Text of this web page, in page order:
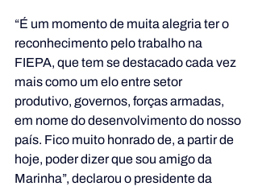
“É um momento de muita alegria ter o
reconhecimento pelo trabalho na
FIEPA, que tem se destacado cada vez
mais como um elo entre setor
produtivo, governos, forças armadas,
em nome do desenvolvimento do nosso
país. Fico muito honrado de, a partir de
hoje, poder dizer que sou amigo da
Marinha”, declarou o presidente da